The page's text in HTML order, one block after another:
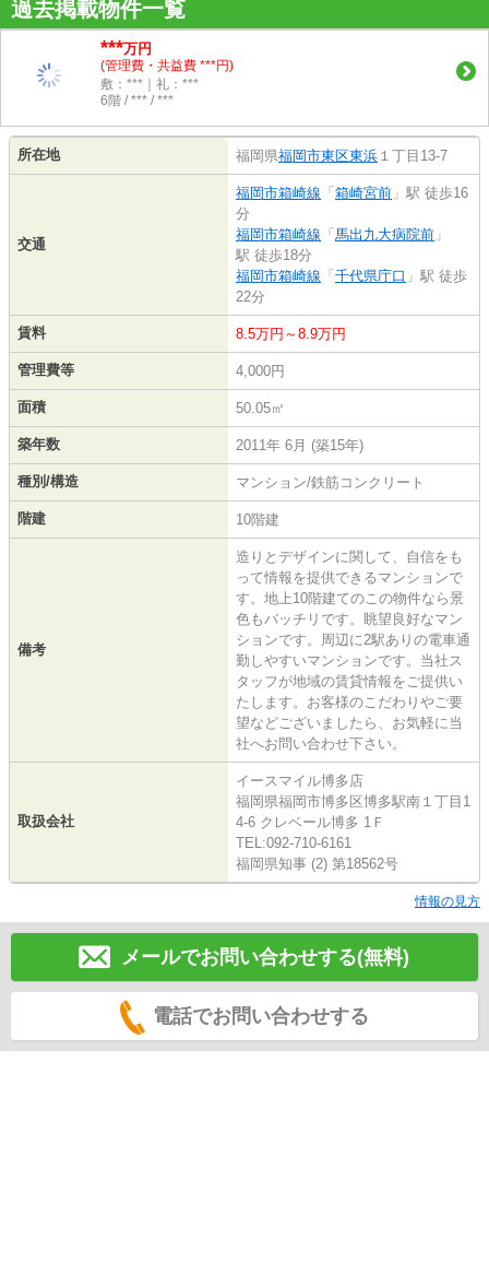
過去掲載物件一覧
***万円
(管理費・共益費 ***円)
敷：***｜礼：***
6階 / *** / ***
所在地 福岡県福岡市東区東浜 １丁目13-7
交通
福岡市箱崎線 「 箱崎宮前 」駅 徒歩16
分
福岡市箱崎線 「 馬出九大病院前 」
駅 徒歩18分
福岡市箱崎線 「 千代県庁口 」駅 徒歩
22分
賃料 8.5万円～8.9万円
管理費等 4,000円
面積 50.05㎡
築年数 2011年 6月 (築15年)
種別/構造 マンション/鉄筋コンクリート
階建 10階建
備考
造りとデザインに関して、自信をも
って情報を提供できるマンションで
す。地上10階建てのこの物件なら景
色もバッチリです。眺望良好なマン
ションです。周辺に2駅ありの電車通
勤しやすいマンションです。当社ス
タッフが地域の賃貸情報をご提供い
たします。お客様のこだわりやご要
望などございましたら、お気軽に当
社へお問い合わせ下さい。
取扱会社
イースマイル博多店
福岡県福岡市博多区博多駅南１丁目1
4-6 クレベール博多 1Ｆ
TEL:092-710-6161
福岡県知事 (2) 第18562号
情報の見方
メールでお問い合わせする(無料)
電話でお問い合わせする